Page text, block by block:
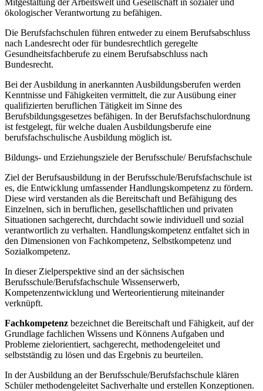
ökologischer Verantwortung zu befähigen.
Die Berufsfachschulen führen entweder zu einem Berufsabschluss
nach Landesrecht oder für bundesrechtlich geregelte
Gesundheitsfachberufe zu einem Berufsabschluss nach
Bundesrecht.
Bei der Ausbildung in anerkannten Ausbildungsberufen werden
Kenntnisse und Fähigkeiten vermittelt, die zur Ausübung einer
qualifizierten beruflichen Tätigkeit im Sinne des
Berufsbildungsgesetzes befähigen. In der Berufsfachschulordnung
ist festgelegt, für welche dualen Ausbildungsberufe eine
berufsfachschulische Ausbildung möglich ist.
Bildungs- und Erziehungsziele der Berufsschule/ Berufsfachschule
Ziel der Berufsausbildung in der Berufsschule/Berufsfachschule ist
es, die Entwicklung umfassender Handlungskompetenz zu fördern.
Diese wird verstanden als die Bereitschaft und Befähigung des
Einzelnen, sich in beruflichen, gesellschaftlichen und privaten
Situationen sachgerecht, durchdacht sowie individuell und sozial
verantwortlich zu verhalten. Handlungskompetenz entfaltet sich in
den Dimensionen von Fachkompetenz, Selbstkompetenz und
Sozialkompetenz.
In dieser Zielperspektive sind an der sächsischen
Berufsschule/Berufsfachschule Wissenserwerb,
Kompetenzentwicklung und Werteorientierung miteinander
verknüpft.
Fachkompetenz bezeichnet die Bereitschaft und Fähigkeit, auf der
Grundlage fachlichen Wissens und Könnens Aufgaben und
Probleme zielorientiert, sachgerecht, methodengeleitet und
selbstständig zu lösen und das Ergebnis zu beurteilen.
In der Ausbildung an der Berufsschule/Berufsfachschule klären
Schüler methodengeleitet Sachverhalte und erstellen Konzeptionen.